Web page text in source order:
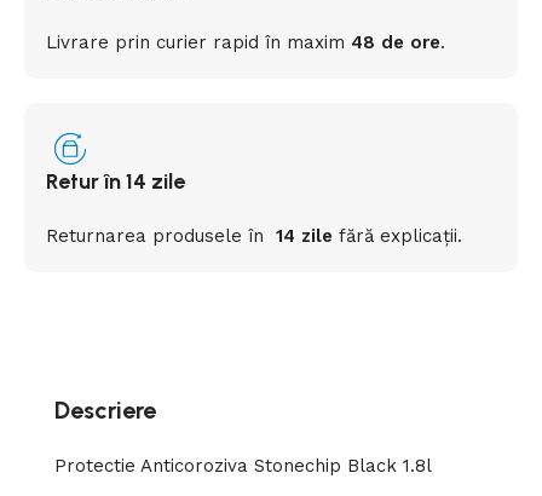
Livrare prin curier rapidîn maxim 48 de ore.
Retur în 14 zile
Returnarea produseleîn 14 zile fără explicații.
Descriere
Protectie Anticoroziva Stonechip Black 1.8l